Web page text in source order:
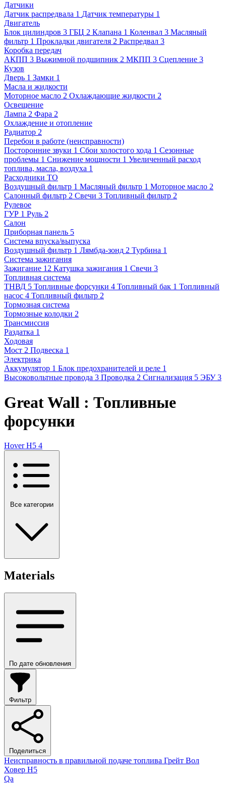
Датчики
Датчик распредвала 1 Датчик температуры 1
Двигатель
Блок цилиндров 3 ГБЦ 2 Клапана 1 Коленвал 3 Масляный
фильтр 1 Прокладки двигателя 2 Распредвал 3
Коробка передач
АКПП 3 Выжимной подшипник 2 МКПП 3 Сцепление 3
Кузов
Дверь 1 Замки 1
Масла и жидкости
Моторное масло 2 Охлаждающие жидкости 2
Освещение
Лампа 2 Фара 2
Охлаждение и отопление
Радиатор 2
Перебои в работе (неисправности)
Посторонние звуки 1 Сбои холостого хода 1 Сезонные
проблемы 1 Снижение мощности 1 Увеличенный расход
топлива, масла, воздуха 1
Расходники ТО
Воздушный фильтр 1 Масляный фильтр 1 Моторное масло 2
Салонный фильтр 2 Свечи 3 Топливный фильтр 2
Рулевое
ГУР 1 Руль 2
Салон
Приборная панель 5
Система впуска/выпуска
Воздушный фильтр 1 Лямбда-зонд 2 Турбина 1
Система зажигания
Зажигание 12 Катушка зажигания 1 Свечи 3
Топливная система
ТНВД 5 Топливные форсунки 4 Топливный бак 1 Топливный
насос 4 Топливный фильтр 2
Тормозная система
Тормозные колодки 2
Трансмиссия
Раздатка 1
Ходовая
Мост 2 Подвеска 1
Электрика
Аккумулятор 1 Блок предохранителей и реле 1
Высоковольтные провода 3 Проводка 2 Сигнализация 5 ЭБУ 3
Great Wall : Топливные
форсунки
Hover H5 4
Все категории
Materials
По дате обновления
Фильтр
Поделиться
Неисправность в правильной подаче топлива Грейт Вол
Ховер Н5
Qa